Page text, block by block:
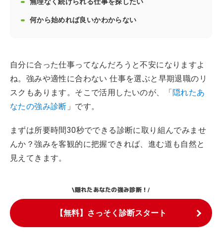
何から始めれば良いかわからない
自分に合った仕事ってなんだろうと不安になりますよ
ね。強みや適性に合わない 仕事を選ぶと早期退職のリ
スクもあります。そこで活用したいのが、「隠れたあ
なたの強み診断 」です。
まずは所要時間30秒でできる診断に取り組んでみませ
んか？強みを客観的に把握できれば、進む道も自然と
見えてきます。
\隠れたあなたの強み診断！/
【無料】さっそく診断スタート